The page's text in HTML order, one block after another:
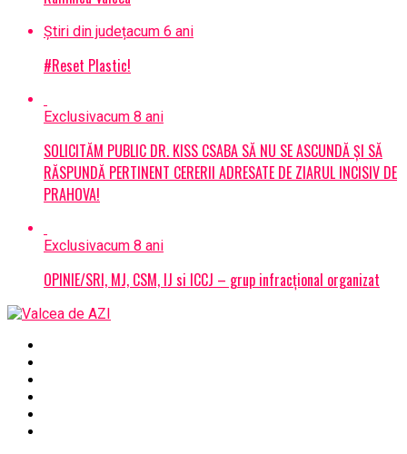
Știri din județacum 6 ani
#Reset Plastic!
Exclusivacum 8 ani
SOLICITĂM PUBLIC DR. KISS CSABA SĂ NU SE ASCUNDĂ ȘI SĂ
RĂSPUNDĂ PERTINENT CERERII ADRESATE DE ZIARUL INCISIV DE
PRAHOVA!
Exclusivacum 8 ani
OPINIE/SRI, MJ, CSM, IJ si ICCJ – grup infracțional organizat